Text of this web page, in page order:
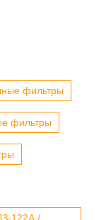
фильтры
фильтры
122А /